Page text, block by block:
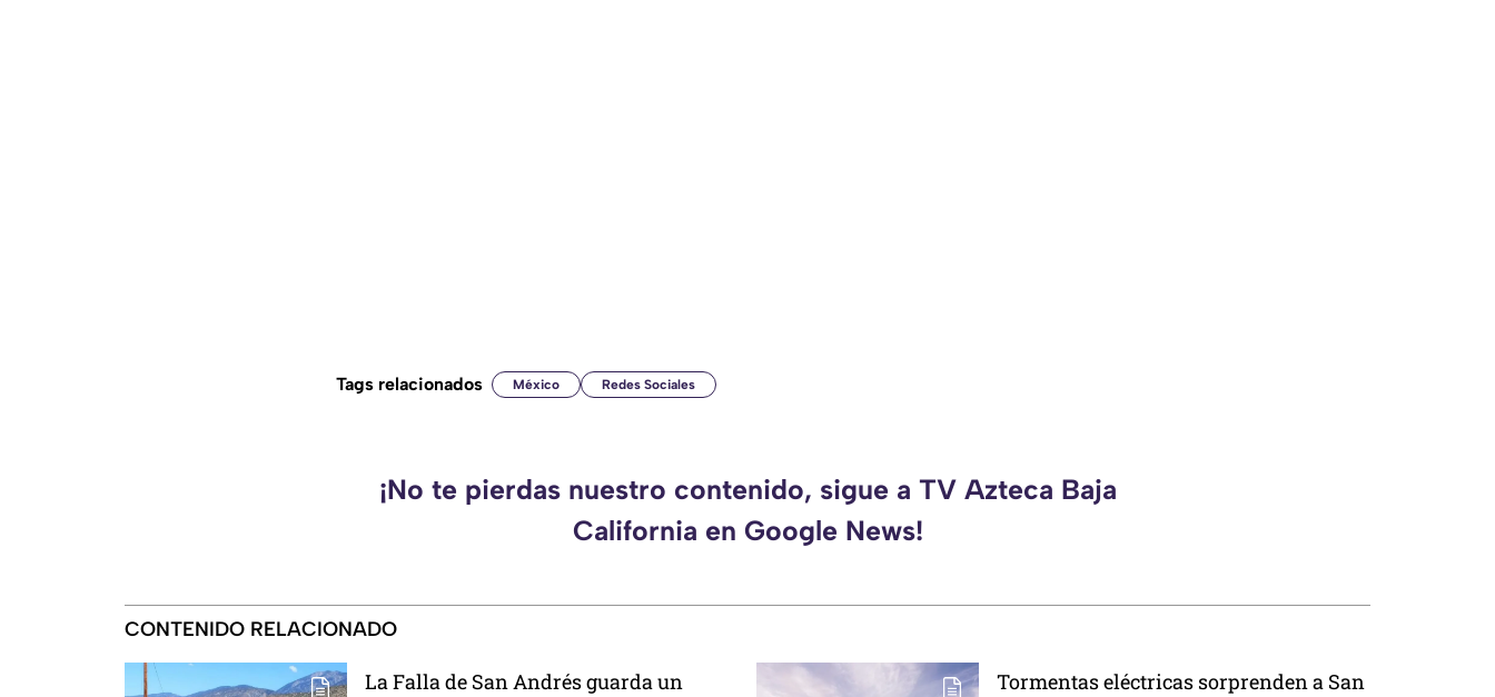
Tags relacionados México Redes Sociales
¡No te pierdas nuestro contenido, sigue a TV Azteca Baja
California en Google News!
CONTENIDO RELACIONADO
La Falla de San Andrés guarda un
Tormentas eléctricas sorprenden a San